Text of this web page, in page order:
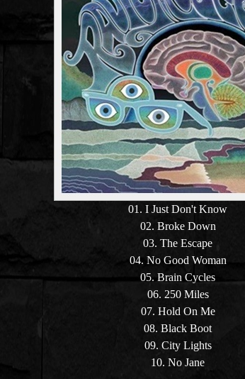
01. I Just Don't Know
02. Broke Down
03. The Escape
04. No Good Woman
05. Brain Cycles
06. 250 Miles
07. Hold On Me
08. Black Boot
09. City Lights
10. No Jane